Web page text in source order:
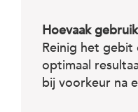
Hoevaak
Reinig het gebit
optimaal
bij voorkeur na